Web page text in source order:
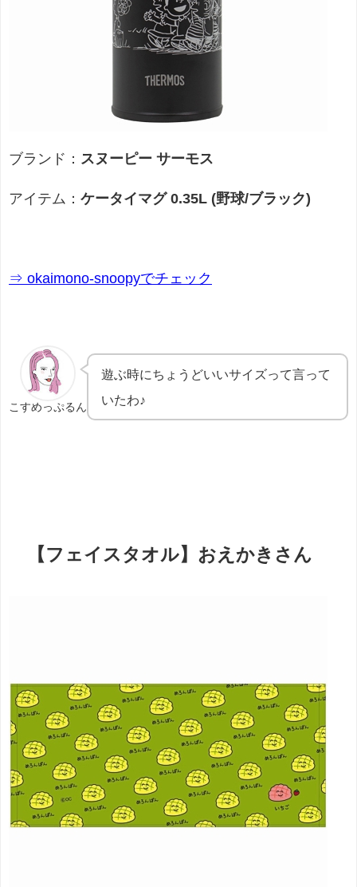
ブランド： スヌーピー サーモス
アイテム： ケータイマグ 0.35L (野球/ブラック)
⇒ okaimono-snoopyでチェック
こすめっぷるん
遊ぶ時にちょうどいいサイズって言って
いたわ♪
【フェイスタオル】おえかきさん